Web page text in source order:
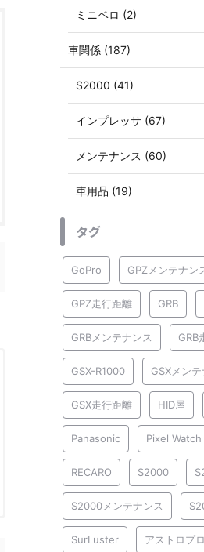
ミニベロ (2)
車関係 (187)
S2000 (41)
インプレッサ (67)
メンテナンス (60)
車用品 (19)
タグ
GoPro GPZメンテナン
GPZ走行距離 GRB
GRBメンテナンス GRB
GSX-R1000 GSXメンテ
GSX走行距離 HID屋
Panasonic Pixel Watch
RECARO S2000
S2000メンテナンス
SurLuster アストロプ